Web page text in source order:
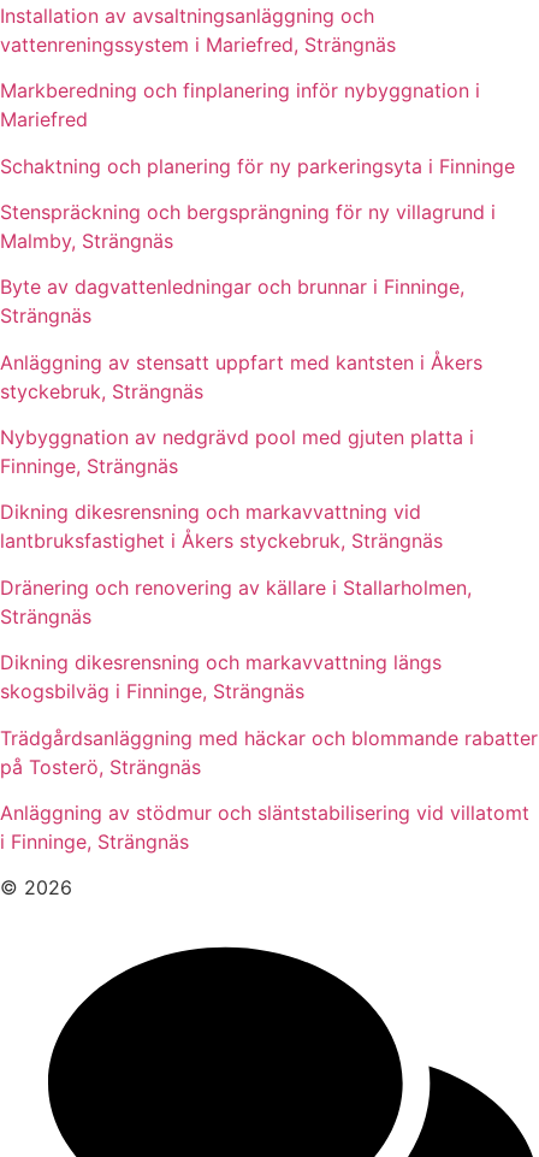
Installation av avsaltningsanläggning och
vattenreningssystem i Mariefred, Strängnäs
Markberedning och finplanering inför nybyggnation i
Mariefred
Schaktning och planering för ny parkeringsyta i Finninge
Stenspräckning och bergsprängning för ny villagrund i
Malmby, Strängnäs
Byte av dagvattenledningar och brunnar i Finninge,
Strängnäs
Anläggning av stensatt uppfart med kantsten i Åkers
styckebruk, Strängnäs
Nybyggnation av nedgrävd pool med gjuten platta i
Finninge, Strängnäs
Dikning dikesrensning och markavvattning vid
lantbruksfastighet i Åkers styckebruk, Strängnäs
Dränering och renovering av källare i Stallarholmen,
Strängnäs
Dikning dikesrensning och markavvattning längs
skogsbilväg i Finninge, Strängnäs
Trädgårdsanläggning med häckar och blommande rabatter
på Tosterö, Strängnäs
Anläggning av stödmur och släntstabilisering vid villatomt
i Finninge, Strängnäs
© 2026